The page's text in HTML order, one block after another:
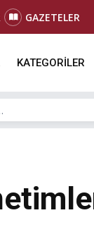
GAZETELER
KATEGORİLER